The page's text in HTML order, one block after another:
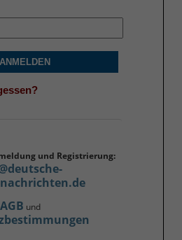
ANMELDEN
und Registrierung:
AGB und